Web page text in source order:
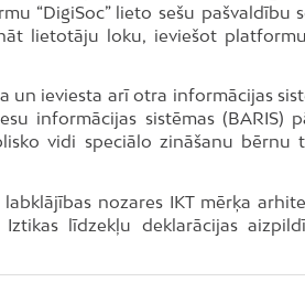
“DigiSoc” lieto sešu pašvaldību
lietotāju loku, ieviešot
ieviesta arī otra informācijas
informācijas sistēmas (BARIS)
vidi speciālo zināšanu bērnu
nozares IKT mērķa
līdzekļu deklarācijas